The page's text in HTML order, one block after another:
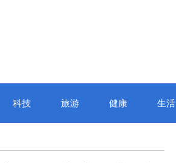
科技 旅游 健康 生活